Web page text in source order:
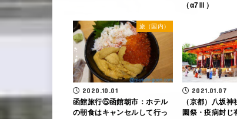
（α7Ⅲ）
旅（国内）
2020.10.01
函館旅行⑤函館朝市：ホテル
の朝食はキャンセルして行っ
2021.01.07
（京都）八坂
園祭・疫病封じ